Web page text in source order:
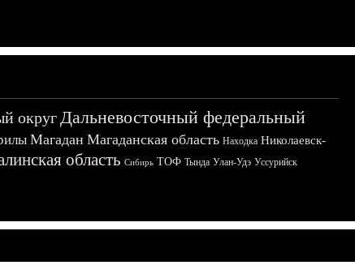
округДальневосточный федеральный
Магадан Магаданская область Находка Николаевск-
область Сибирь ТОФ Тында Улан-Удэ Уссурийск